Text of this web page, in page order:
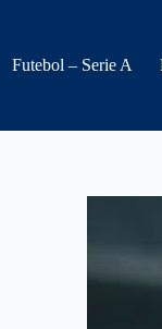
Futebol – Serie A